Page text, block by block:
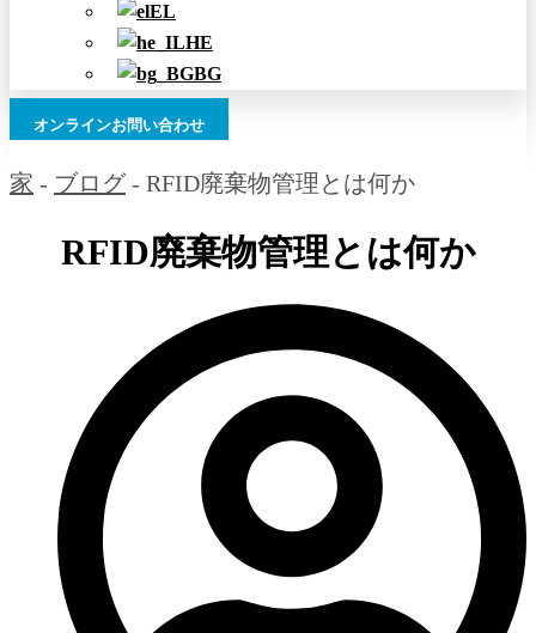
EL
HE
BG
オンラインお問い合わせ
家 - ブログ- RFID廃棄物管理とは何か
RFID廃棄物管理とは何か